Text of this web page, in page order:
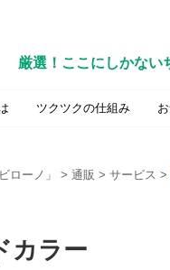
厳選！ここにしかない
ツクツクの仕組み
ローノ」 > 通販 > サービス >
カラー